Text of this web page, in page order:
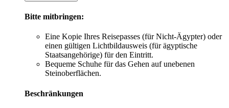
Bitte mitbringen:
Eine Kopie Ihres Reisepasses (für Nicht-Ägypter) oder
einen gültigen Lichtbildausweis (für ägyptische
Staatsangehörige) für den Eintritt.
Bequeme Schuhe für das Gehen auf unebenen
Steinoberflächen.
Beschränkungen